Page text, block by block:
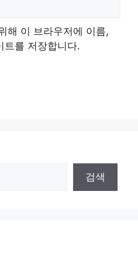
해 이 브라우저에 이름,
트를 저장합니다.
검색